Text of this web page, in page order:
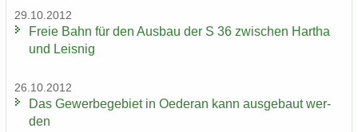
29.10.2012
Freie Bahn für den Aus­bau der S 36 zwi­schen Har­tha
und Leis­nig
26.10.2012
Das Ge­wer­be­ge­biet in Oe­der­an kann aus­ge­baut wer­
den